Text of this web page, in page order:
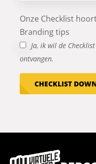
Onze Checklist
Branding tips
Ja, ik wil de
ontvangen.
CHECKLIST